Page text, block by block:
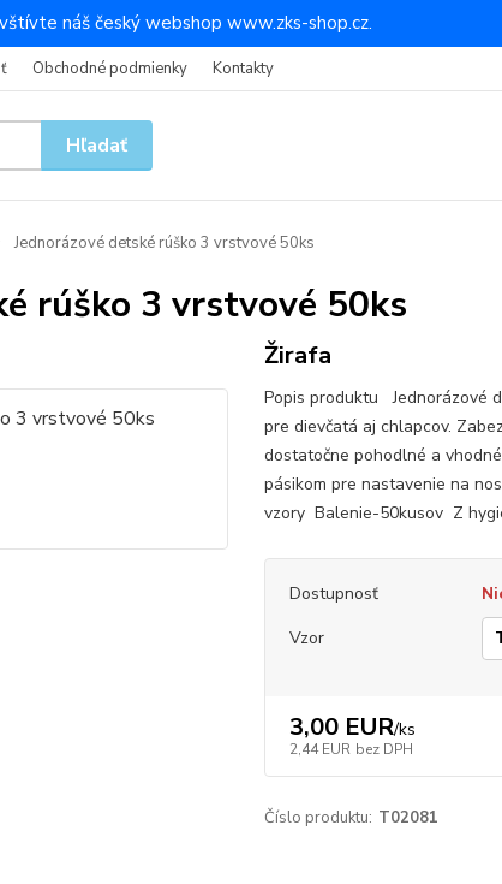
náš český webshop www.zks-shop.cz.
Obchodné podmienky Kontakty
Hľadať
Jednorázové detské rúško 3 vrstvové 50ks
rúško 3 vrstvové 50ks
Žirafa
Popis produktu Jednorázové
pre dievčatá aj chlapcov.
dostatočne pohodlné a
pásikom pre nastavenie na
vzory Balenie-50kusov Z
Dostupnosť
Vzor
3,00 EUR/ks
2,44 EUR bez DPH
Číslo produktu: T02081